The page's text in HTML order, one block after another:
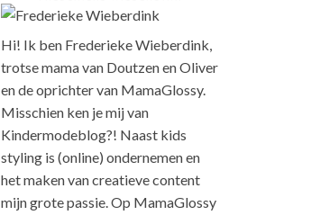
Hi! Ik ben Frederieke Wieberdink,
trotse mama van Doutzen en Oliver
en de oprichter van MamaGlossy.
Misschien ken je mij van
Kindermodeblog?! Naast kids
styling is (online) ondernemen en
het maken van creatieve content
mijn grote passie. Op MamaGlossy